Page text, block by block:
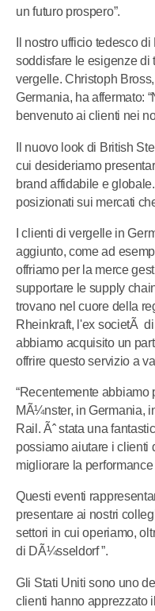
un futuro prospero”.
Il nostro ufficio tedesco
soddisfare le esigenze di
vergelle. Christoph
Germania, ha affermato:
benvenuto ai clienti nei
Il nuovo look di British
cui desideriamo
brand affidabile e
posizionati sui mercati
I clienti di vergelle in
aggiunto, come ad
offriamo per la merce
supportare le supply
trovano nel cuore della
Rheinkraft, l'ex societÃ
abbiamo acquisito un
offrire questo servizio a
“Recentemente abbiamo
MÃ¼nster, in Germania,
Rail. Ãˆ stata una
possiamo aiutare i clienti
migliorare la
Questi eventi
presentare ai nostri
settori in cui operiamo,
di DÃ¼sseldorf ”.
Gli Stati Uniti sono uno
clienti hanno apprezzato